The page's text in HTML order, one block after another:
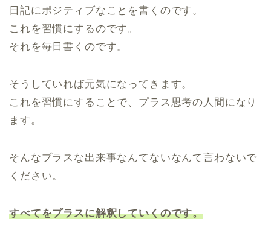
日記にポジティブなことを書くのです。
これを習慣にするのです。
それを毎日書くのです。
そうしていれば元気になってきます。
これを習慣にすることで、プラス思考の人間になり
ます。
そんなプラスな出来事なんてないなんて言わないで
ください。
すべてをプラスに解釈していくのです。